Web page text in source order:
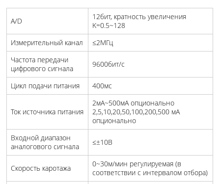
A/D
12бит, кратность увеличения
K=0.5~128
Измерительный канал
≤2МГц
Частота передачи
цифрового сигнала
9600бит/с
Цикл подачи питания 400мс
Ток источника питания
2мA~500мA опционально
2,5,10,20,50,100,200,500 мA
опционально
Входной диапазон
аналогового сигнала
≤±10В
Скорость каротажа
0~30м/мин регулируемая (в
соответствии с интервалом отбора)